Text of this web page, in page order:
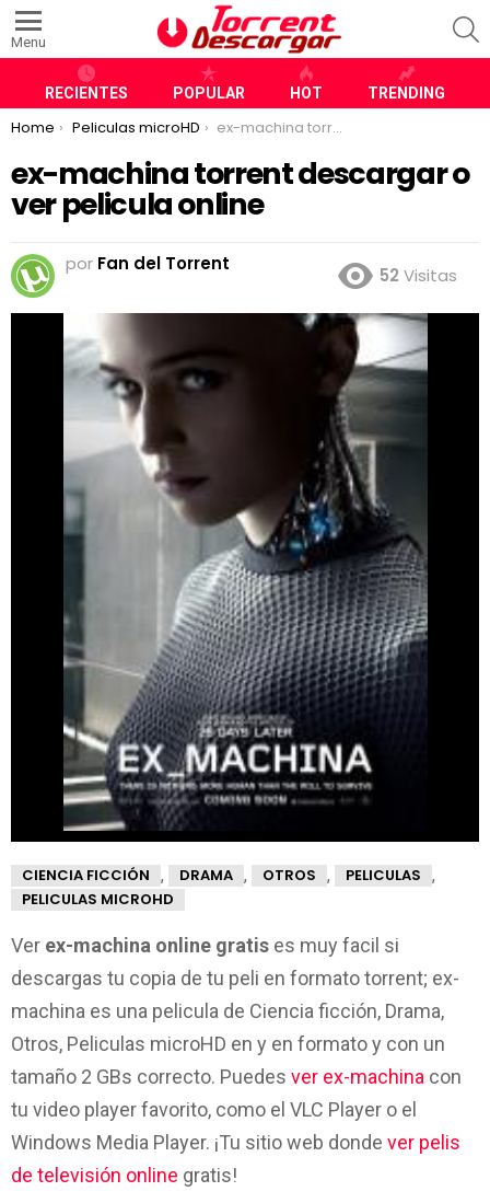
Menu
RECIENTES POPULAR HOT TRENDING
You are here:
Home Peliculas microHD ex-machina torrent descargar o ver pelicula online
ex-machina torrent descargar o
ver pelicula online
por Fan del Torrent
52 Visitas
CIENCIA FICCIÓN , DRAMA , OTROS , PELICULAS ,
PELICULAS MICROHD
Ver ex-machina online gratis es muy facil si
descargas tu copia de tu peli en formato torrent; ex-
machina es una pelicula de Ciencia ficción, Drama,
Otros, Peliculas microHD en y en formato y con un
tamaño 2 GBs correcto. Puedes ver ex-machina con
tu video player favorito, como el VLC Player o el
Windows Media Player. ¡Tu sitio web donde ver pelis
de televisión online gratis!